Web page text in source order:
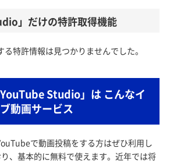
」だけの特許取得機能
特許情報は見つかりませんでした。
Studio」は こんなイ
動画サービス
で動画投稿をする方はぜひ利用し
、基本的に無料で使えます。近年では将